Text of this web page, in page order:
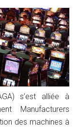
s’est alliée à
Manufacturers
des machines à